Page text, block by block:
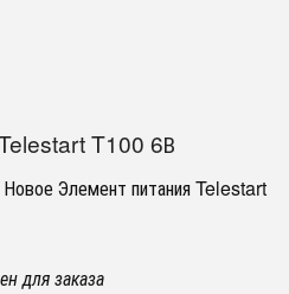
Telestart T100 6В
Элемент питания Telestart
для заказа